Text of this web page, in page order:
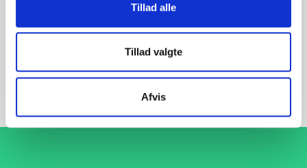
Tillad alle
Tillad valgte
Afvis
Blindflange